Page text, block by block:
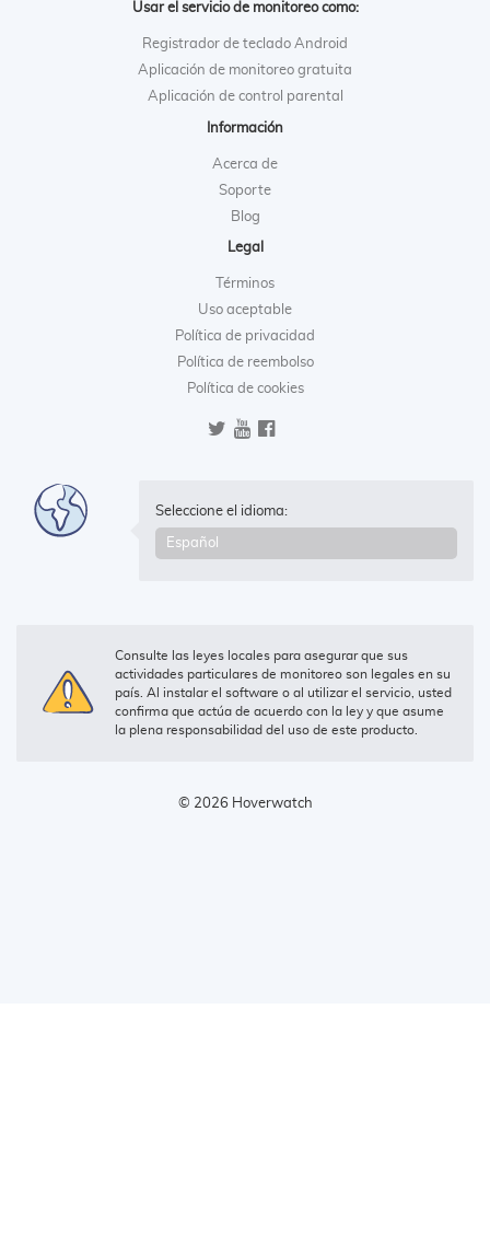
Usar el servicio de monitoreo como:
Registrador de teclado Android
Aplicación de monitoreo gratuita
Aplicación de control parental
Información
Acerca de
Soporte
Blog
Legal
Términos
Uso aceptable
Política de privacidad
Política de reembolso
Política de cookies
Seleccione el idioma:
Consulte las leyes locales para asegurar que sus
actividades particulares de monitoreo son legales en su
país. Al instalar el software o al utilizar el servicio, usted
confirma que actúa de acuerdo con la ley y que asume
la plena responsabilidad del uso de este producto.
© 2026 Hoverwatch